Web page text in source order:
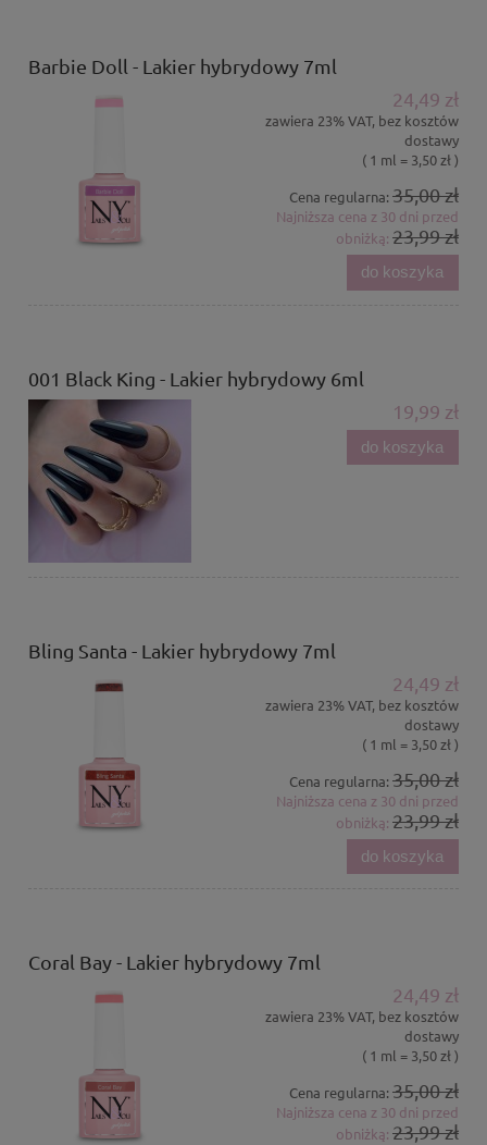
Barbie Doll - Lakier hybrydowy 7ml
24,49 zł
zawiera 23% VAT, bez kosztów
dostawy
( 1 ml = 3,50 zł )
Cena regularna: 35,00 zł
Najniższa cena z 30 dni przed
obniżką: 23,99 zł
do koszyka
001 Black King - Lakier hybrydowy 6ml
19,99 zł
do koszyka
Bling Santa - Lakier hybrydowy 7ml
24,49 zł
zawiera 23% VAT, bez kosztów
dostawy
( 1 ml = 3,50 zł )
Cena regularna: 35,00 zł
Najniższa cena z 30 dni przed
obniżką: 23,99 zł
do koszyka
Coral Bay - Lakier hybrydowy 7ml
24,49 zł
zawiera 23% VAT, bez kosztów
dostawy
( 1 ml = 3,50 zł )
Cena regularna: 35,00 zł
Najniższa cena z 30 dni przed
obniżką: 23,99 zł